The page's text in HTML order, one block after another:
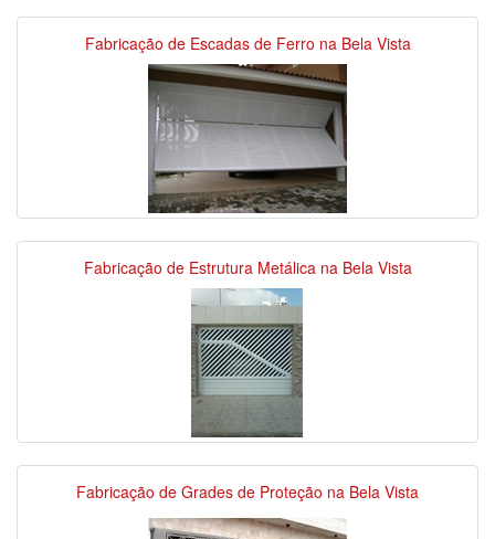
Fabricação de Escadas de Ferro na Bela Vista
Fabricação de Estrutura Metálica na Bela Vista
Fabricação de Grades de Proteção na Bela Vista